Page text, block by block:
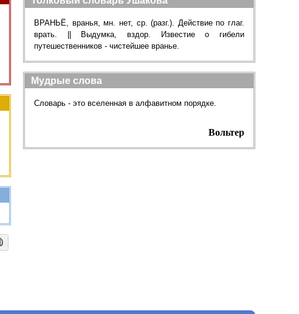
ВРАНЬЁ, вранья, мн. нет, ср. (разг.). Действие по глаг.
врать. || Выдумка, вздор. Известие о гибели
путешественников - чистейшее вранье.
Мудрые слова
Словарь - это вселенная в алфавитном порядке.
Вольтер